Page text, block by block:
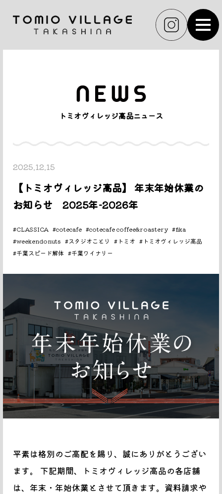
トミオヴィレッジ高品ニュース
2025.12.15
【トミオヴィレッジ高品】 年末年始休業の
お知らせ 2025年-2026年
#CLASSICA #cotecafe #cotecafe coffee&roastery #fika
#weekendonuts #スタジオことり #トミオ #トミオヴィレッジ高品
#千葉スピード解体 #千葉ワイナリー
平素は格別のご高配を賜り、誠にありがとうござい
ます。 下記期間、トミオヴィレッジ高品の各店舗
は、年末・年始休業とさせて頂きます。資料請求や